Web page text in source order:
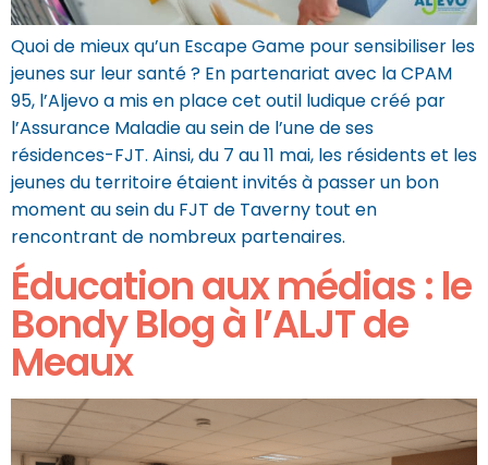
Quoi de mieux qu’un Escape Game pour sensibiliser les
jeunes sur leur santé ? En partenariat avec la CPAM
95, l’Aljevo a mis en place cet outil ludique créé par
l’Assurance Maladie au sein de l’une de ses
résidences-FJT. Ainsi, du 7 au 11 mai, les résidents et les
jeunes du territoire étaient invités à passer un bon
moment au sein du FJT de Taverny tout en
rencontrant de nombreux partenaires.
Éducation aux médias : le
Bondy Blog à l’ALJT de
Meaux